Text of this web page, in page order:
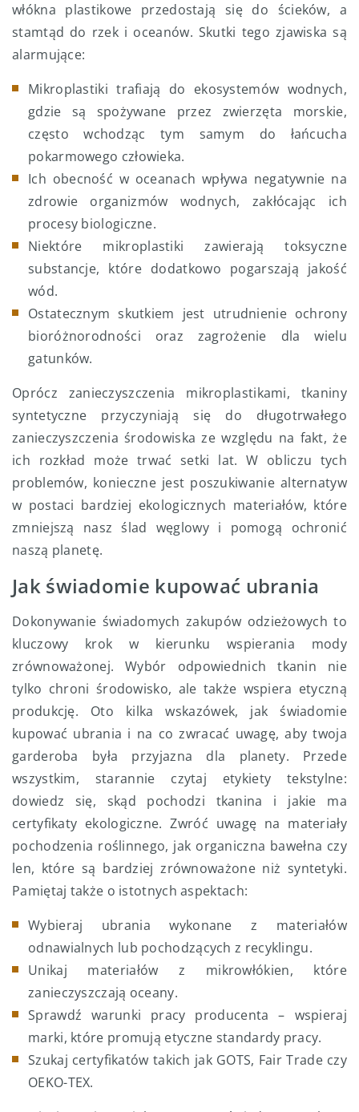
włókna plastikowe przedostają się do ścieków, a
stamtąd do rzek i oceanów. Skutki tego zjawiska są
alarmujące:
Mikroplastiki trafiają do ekosystemów wodnych,
gdzie są spożywane przez zwierzęta morskie,
często wchodząc tym samym do łańcucha
pokarmowego człowieka.
Ich obecność w oceanach wpływa negatywnie na
zdrowie organizmów wodnych, zakłócając ich
procesy biologiczne.
Niektóre mikroplastiki zawierają toksyczne
substancje, które dodatkowo pogarszają jakość
wód.
Ostatecznym skutkiem jest utrudnienie ochrony
bioróżnorodności oraz zagrożenie dla wielu
gatunków.
Oprócz zanieczyszczenia mikroplastikami, tkaniny
syntetyczne przyczyniają się do długotrwałego
zanieczyszczenia środowiska ze względu na fakt, że
ich rozkład może trwać setki lat. W obliczu tych
problemów, konieczne jest poszukiwanie alternatyw
w postaci bardziej ekologicznych materiałów, które
zmniejszą nasz ślad węglowy i pomogą ochronić
naszą planetę.
Jak świadomie kupować ubrania
Dokonywanie świadomych zakupów odzieżowych to
kluczowy krok w kierunku wspierania mody
zrównoważonej. Wybór odpowiednich tkanin nie
tylko chroni środowisko, ale także wspiera etyczną
produkcję. Oto kilka wskazówek, jak świadomie
kupować ubrania i na co zwracać uwagę, aby twoja
garderoba była przyjazna dla planety. Przede
wszystkim, starannie czytaj etykiety tekstylne:
dowiedz się, skąd pochodzi tkanina i jakie ma
certyfikaty ekologiczne. Zwróć uwagę na materiały
pochodzenia roślinnego, jak organiczna bawełna czy
len, które są bardziej zrównoważone niż syntetyki.
Pamiętaj także o istotnych aspektach:
Wybieraj ubrania wykonane z materiałów
odnawialnych lub pochodzących z recyklingu.
Unikaj materiałów z mikrowłókien, które
zanieczyszczają oceany.
Sprawdź warunki pracy producenta – wspieraj
marki, które promują etyczne standardy pracy.
Szukaj certyfikatów takich jak GOTS, Fair Trade czy
OEKO-TEX.